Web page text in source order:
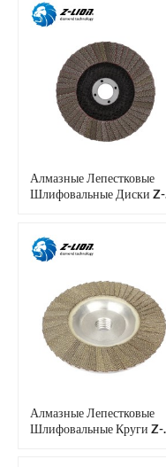
Алмазные Лепестковые
Шлифовальные Диски Z-
Стекла
Алмазные Лепестковые
Шлифовальные Круги Z-